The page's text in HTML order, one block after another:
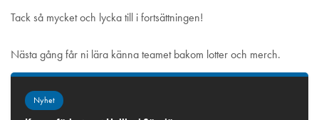
Tack så mycket och lycka till i fortsättningen!
Nästa gång får ni lära känna teamet bakom lotter och merch.
Nyhet